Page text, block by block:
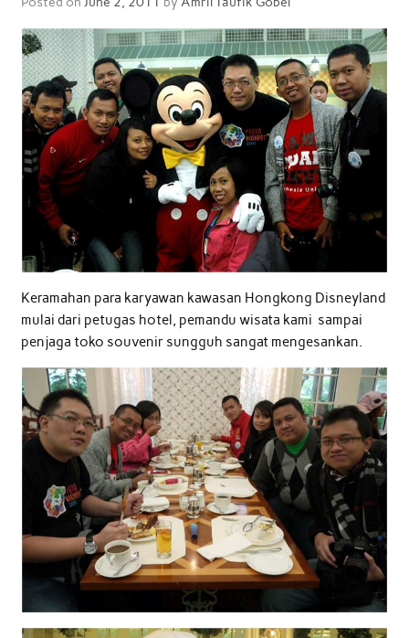
Keramahan para karyawan kawasan Hongkong Disneyland
mulai dari petugas hotel, pemandu wisata kami sampai
penjaga toko souvenir sungguh sangat mengesankan.